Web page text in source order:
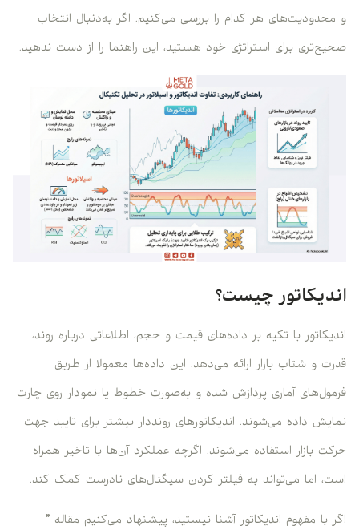
و محدودیت‌های هر کدام را بررسی می‌کنیم. اگر به‌دنبال انتخاب
صحیح‌تری برای استراتژی خود هستید، این راهنما را از دست ندهید.
اندیکاتور چیست؟
اندیکاتور با تکیه بر داده‌های قیمت و حجم، اطلاعاتی درباره روند،
قدرت و شتاب بازار ارائه می‌دهد. این داده‌ها معمولا از طریق
فرمول‌های آماری پردازش شده و به‌صورت خطوط یا نمودار روی چارت
نمایش داده می‌شوند. اندیکاتورهای رونددار بیشتر برای تایید جهت
حرکت بازار استفاده می‌شوند. اگرچه عملکرد آن‌ها با تاخیر همراه
است، اما می‌تواند به فیلتر کردن سیگنال‌های نادرست کمک کند.
اگر با مفهوم اندیکاتور آشنا نیستید، پیشنهاد می‌کنیم مقاله ”